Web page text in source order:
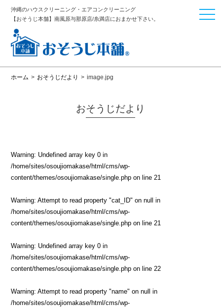
沖縄のハウスクリーニング・エアコンクリーニング
【おそうじ本舗】南風原与那原店/糸満店におまかせ下さい。
ホーム > おそうじだより > image.jpg
おそうじだより
Warning: Undefined array key 0 in
/home/sites/osoujiomakase/html/cms/wp-
content/themes/osoujiomakase/single.php on line 21
Warning: Attempt to read property "cat_ID" on null in
/home/sites/osoujiomakase/html/cms/wp-
content/themes/osoujiomakase/single.php on line 21
Warning: Undefined array key 0 in
/home/sites/osoujiomakase/html/cms/wp-
content/themes/osoujiomakase/single.php on line 22
Warning: Attempt to read property "name" on null in
/home/sites/osoujiomakase/html/cms/wp-